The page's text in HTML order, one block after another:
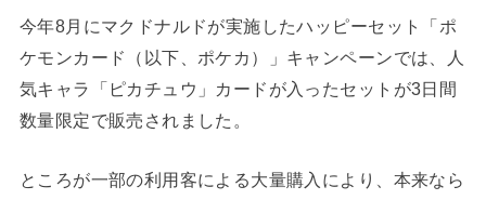
今年8月にマクドナルドが実施したハッピーセット「ポ
ケモンカード（以下、ポケカ）」キャンペーンでは、人
気キャラ「ピカチュウ」カードが入ったセットが3日間
数量限定で販売されました。
ところが一部の利用客による大量購入により、本来なら